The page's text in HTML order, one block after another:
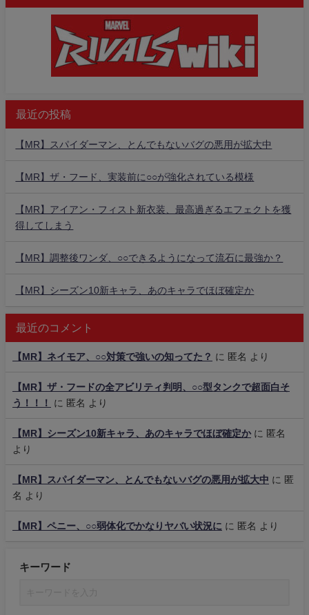
最近の投稿
【MR】スパイダーマン、とんでもないバグの悪用が拡大中
【MR】ザ・フード、実装前に○○が強化されている模様
【MR】アイアン・フィスト新衣装、最高過ぎるエフェクトを獲
得してしまう
【MR】調整後ワンダ、○○できるようになって流石に最強か？
【MR】シーズン10新キャラ、あのキャラでほぼ確定か
最近のコメント
【MR】ネイモア、○○対策で強いの知ってた？ に 匿名 より
【MR】ザ・フードの全アビリティ判明、○○型タンクで超面白そ
う！！！
に 匿名 より
【MR】シーズン10新キャラ、あのキャラでほぼ確定かに 匿名
より
【MR】スパイダーマン、とんでもないバグの悪用が拡大中 に 匿
名 より
【MR】ペニー、○○弱体化でかなりヤバい状況に に 匿名 より
キーワード